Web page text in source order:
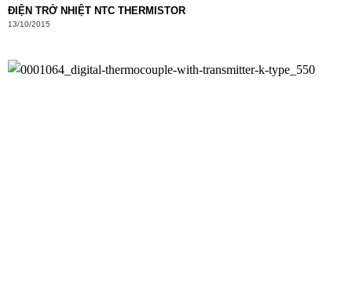
ĐIỆN TRỞ NHIỆT NTC THERMISTOR
13/10/2015